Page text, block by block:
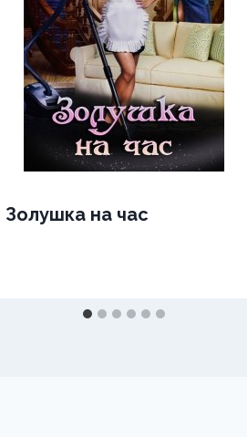
Золушка на час